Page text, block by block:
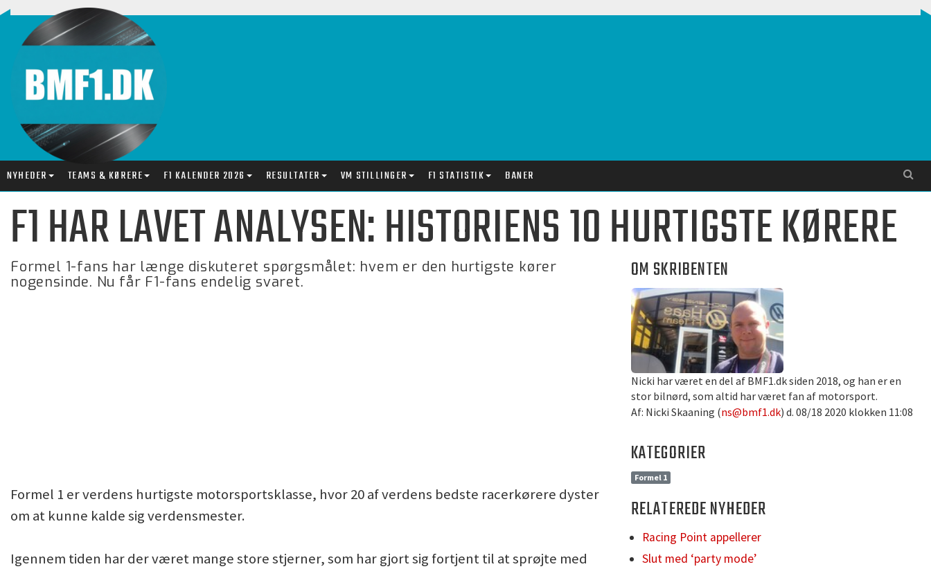
NYHEDER TEAMS & KØRERE F1 KALENDER 2026 RESULTATER VM STILLINGER F1 STATISTIK BANER
F1 HAR LAVET ANALYSEN: HISTORIENS 10 HURTIGSTE KØRERE
Formel 1-fans har længe diskuteret spørgsmålet: hvem er den hurtigste kører
nogensinde. Nu får F1-fans endelig svaret.
OM SKRIBENTEN
Nicki har været en del af BMF1.dk siden 2018, og han er en
stor bilnørd, som altid har været fan af motorsport.
Af: Nicki Skaaning (ns@bmf1.dk) d. 08/18 2020 klokken 11:08
KATEGORIER
Formel 1
Formel 1 er verdens hurtigste motorsportsklasse, hvor 20 af verdens bedste racerkørere dyster
om at kunne kalde sig verdensmester.
Igennem tiden har der været mange store stjerner, som har gjort sig fortjent til at sprøjte med
RELATEREDE NYHEDER
Racing Point appellerer
Slut med ‘party mode’